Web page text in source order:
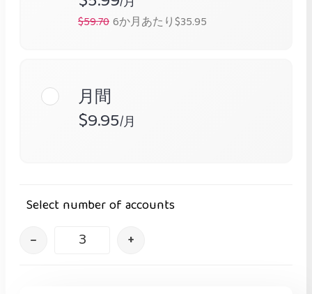
$59.706か月あたり$35.95
月間
$9.95/月
Select number of accounts
– +